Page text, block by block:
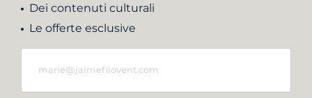
Dei contenuti culturali
Le offerte esclusive